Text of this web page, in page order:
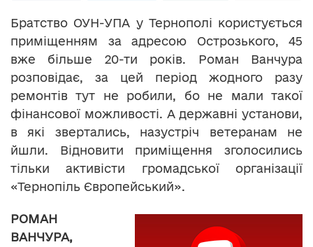
Братство ОУН-УПА у Тернополі користується
приміщенням за адресою Острозького, 45
вже більше 20-ти років. Роман Ванчура
розповідає, за цей період жодного разу
ремонтів тут не робили, бо не мали такої
фінансової можливості. А державні установи,
в які звертались, назустріч ветеранам не
йшли. Відновити приміщення зголосились
тільки активісти громадської організації
«Тернопіль Європейський».
РОМАН
ВАНЧУРА,